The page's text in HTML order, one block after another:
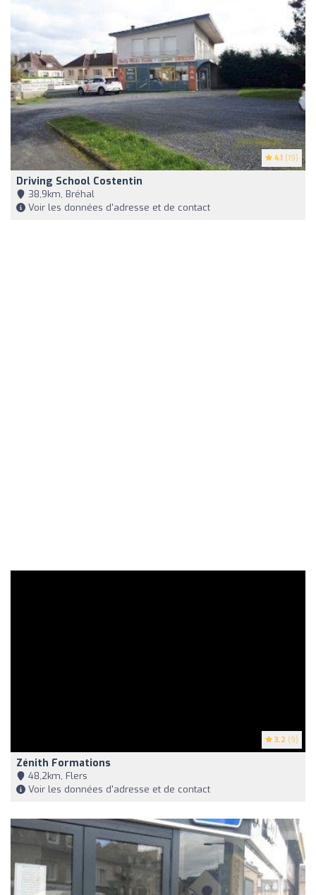
4.1 (19)
Driving School Costentin
38,9km, Bréhal
Voir les données d'adresse et de contact
3.2 (9)
Zénith Formations
48,2km, Flers
Voir les données d'adresse et de contact